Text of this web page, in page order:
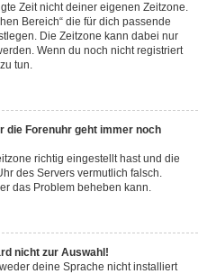
Zeit nicht deiner eigenen Zeitzone.
Bereich“ die für dich passende
Die Zeitzone kann dabei nur
Wenn du noch nicht registriert
tun.
die Forenuhr geht immer noch
richtig eingestellt hast und die
des Servers vermutlich falsch.
das Problem beheben kann.
nicht zur Auswahl!
deine Sprache nicht installiert